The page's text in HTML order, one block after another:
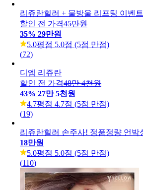
리쥬란힐러 + 물방울 리프팅 이벤트
할인 전 가격45만원
35% 29만원
5.0평점 5.0점 (5점 만점)
(72)
디엠 리쥬란